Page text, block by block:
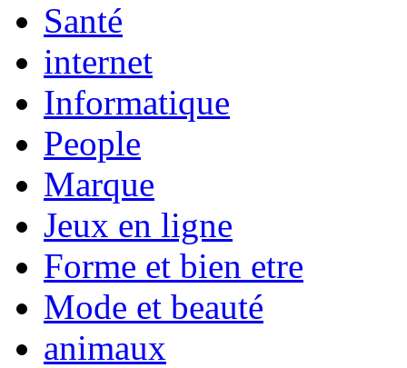
Santé
internet
Informatique
People
Marque
Jeux en ligne
Forme et bien etre
Mode et beauté
animaux